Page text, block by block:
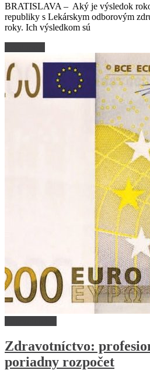
BRATISLAVA – Aký je výsledok
republiky s Lekárskym odborovým
roky. Ich výsledkom sú
Zdravotníctvo:
poriadny rozpočet